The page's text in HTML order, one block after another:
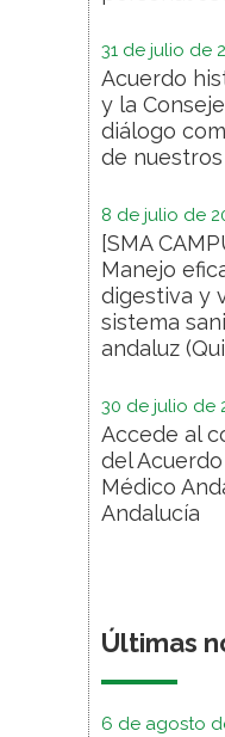
31 de julio de
Acuerdo
y la
diálogo
de
8 de julio de
[SMA
Manejo
digestiva y
sistema
andaluz
30 de julio de
Accede al
del
Médico
Andalucía
Últimas
6 de agosto